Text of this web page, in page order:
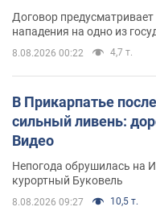
Договор
нападения на одно из
8.08.2026 00:22 4,7 т.
В Прикарпатье
сильный ливень:
Видео
Непогода обрушилась на
курортный Буковель
8.08.2026 09:27 10,5 т.